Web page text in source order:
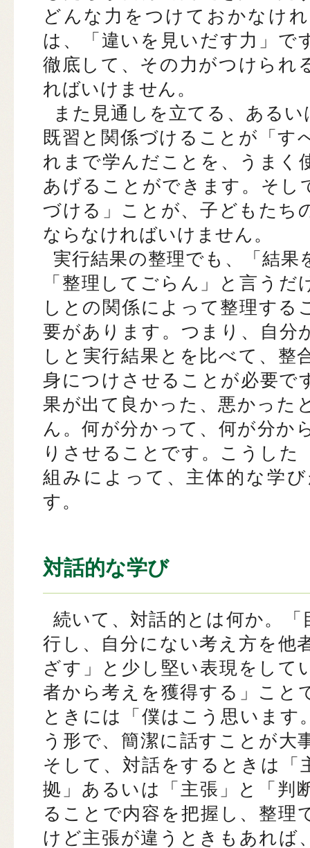
どんな力をつけておかなけ
は、「違いを見いだす力」で
徹底して、その力がつけられ
ればいけません。
また見通しを立てる、ある
既習と関係づけることが「す
れまで学んだことを、うまく
あげることができます。そし
づける」ことが、子どもたち
ならなければいけません。
実行結果の整理でも、「結
「整理してごらん」と言う
しとの関係によって整理する
要があります。つまり、自分
しと実行結果とを比べて、整
身につけさせることが必要で
果が出て良かった、悪かった
ん。何が分かって、何が分か
りさせることです。こうした
組みによって、主体的な学
す。
対話的な学び
続いて、対話的とは何か。
行し、自分にない考え方を他
ざす」と少し堅い表現をして
者から考えを獲得する」こと
ときには「僕はこう思いま
う形で、簡潔に話すことが大
そして、対話をするときは「
拠」あるいは「主張」と「判
ることで内容を把握し、整理
けど主張が違うときもあれば